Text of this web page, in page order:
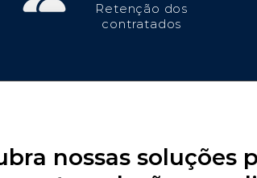
Retenção dos
contratados
nossas soluções